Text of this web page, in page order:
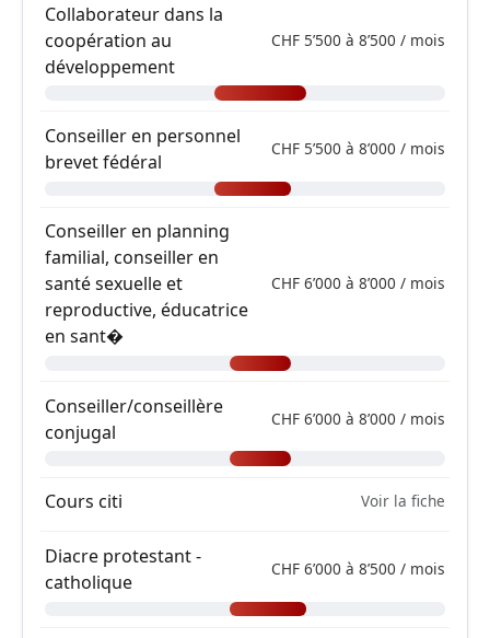
Collaborateur dans la
coopération au
développement
CHF 5’500 à 8’500 / mois
Conseiller en personnel
brevet fédéral
CHF 5’500 à 8’000 / mois
Conseiller en planning
familial, conseiller en
santé sexuelle et
reproductive, éducatrice
en sant�
CHF 6’000 à 8’000 / mois
Conseiller/conseillère
conjugal
CHF 6’000 à 8’000 / mois
Cours citi Voir la fiche
Diacre protestant -
catholique
CHF 6’000 à 8’500 / mois